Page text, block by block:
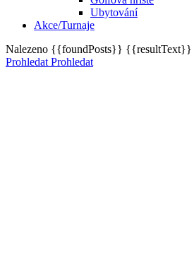
Ubytování
Akce/Turnaje
Nalezeno {{foundPosts}} {{resultText}}
Prohledat Prohledat